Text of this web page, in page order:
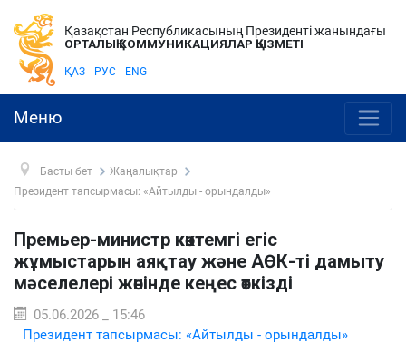
Қазақстан Республикасының Президенті жанындағы
ОРТАЛЫҚ КОММУНИКАЦИЯЛАР ҚЫЗМЕТІ
ҚАЗ РУС ENG
Меню
Басты бет
Жаңалықтар
Президент тапсырмасы: «Айтылды - орындалды»
Премьер-министр көктемгі егіс
жұмыстарын аяқтау және АӨК-ті дамыту
мәселелері жөнінде кеңес өткізді
05.06.2026 _ 15:46
Президент тапсырмасы: «Айтылды - орындалды»